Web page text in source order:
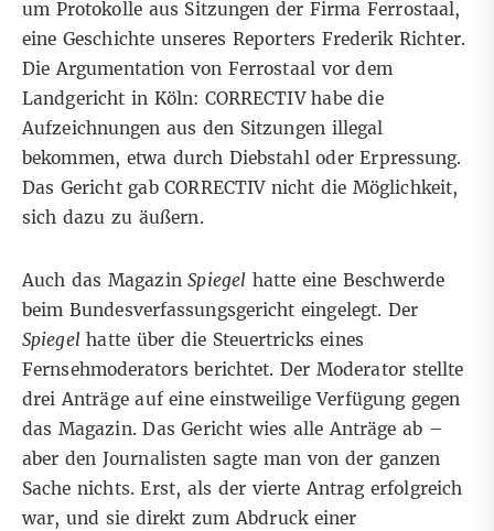
um Protokolle aus Sitzungen der Firma Ferrostaal,
eine Geschichte unseres Reporters Frederik Richter.
Die Argumentation von Ferrostaal vor dem
Landgericht in Köln: CORRECTIV habe die
Aufzeichnungen aus den Sitzungen illegal
bekommen, etwa durch Diebstahl oder Erpressung.
Das Gericht gab CORRECTIV nicht die Möglichkeit,
sich dazu zu äußern.
Auch das MagazinSpiegel hatte eine Beschwerde
beim Bundesverfassungsgericht eingelegt. Der
Spiegelhatte über die Steuertricks eines
Fernsehmoderators berichtet. Der Moderator stellte
drei Anträge auf eine einstweilige Verfügung gegen
das Magazin. Das Gericht wies alle Anträge ab –
aber den Journalisten sagte man von der ganzen
Sache nichts. Erst, als der vierte Antrag erfolgreich
war, und sie direkt zum Abdruck einer